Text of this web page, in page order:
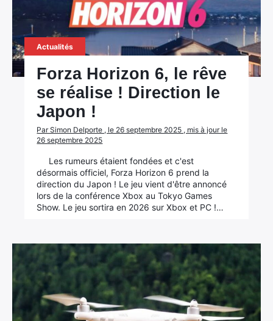
Actualités
Forza Horizon 6, le rêve
se réalise ! Direction le
Japon !
Par Simon Delporte , le 26 septembre 2025 , mis à jour le
26 septembre 2025
Les rumeurs étaient fondées et c'est
désormais officiel, Forza Horizon 6 prend la
direction du Japon ! Le jeu vient d'être annoncé
lors de la conférence Xbox au Tokyo Games
Show. Le jeu sortira en 2026 sur Xbox et PC !…